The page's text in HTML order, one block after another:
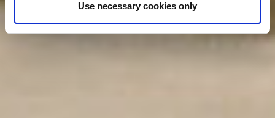
Use necessary cookies only